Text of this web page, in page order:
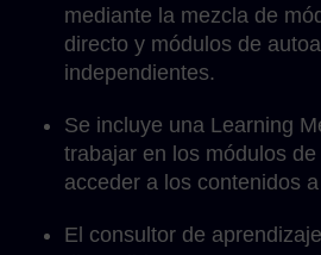
mediante la mezcla de
directo y módulos de
independientes.
Se incluye una Learning
trabajar en los módulos
acceder a los contenidos
El consultor de